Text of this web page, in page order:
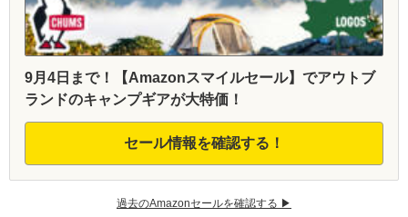
9月4日まで！【Amazonスマイルセール】でアウトブ
ランドのキャンプギアが大特価！
セール情報を確認する！
過去のAmazonセールを確認する ▶︎